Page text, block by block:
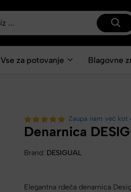
Vse za potovanje Blagovne
Zaupa nam več kot
Denarnica
Brand: DESIGUAL
Elegantna rdeča denarnica